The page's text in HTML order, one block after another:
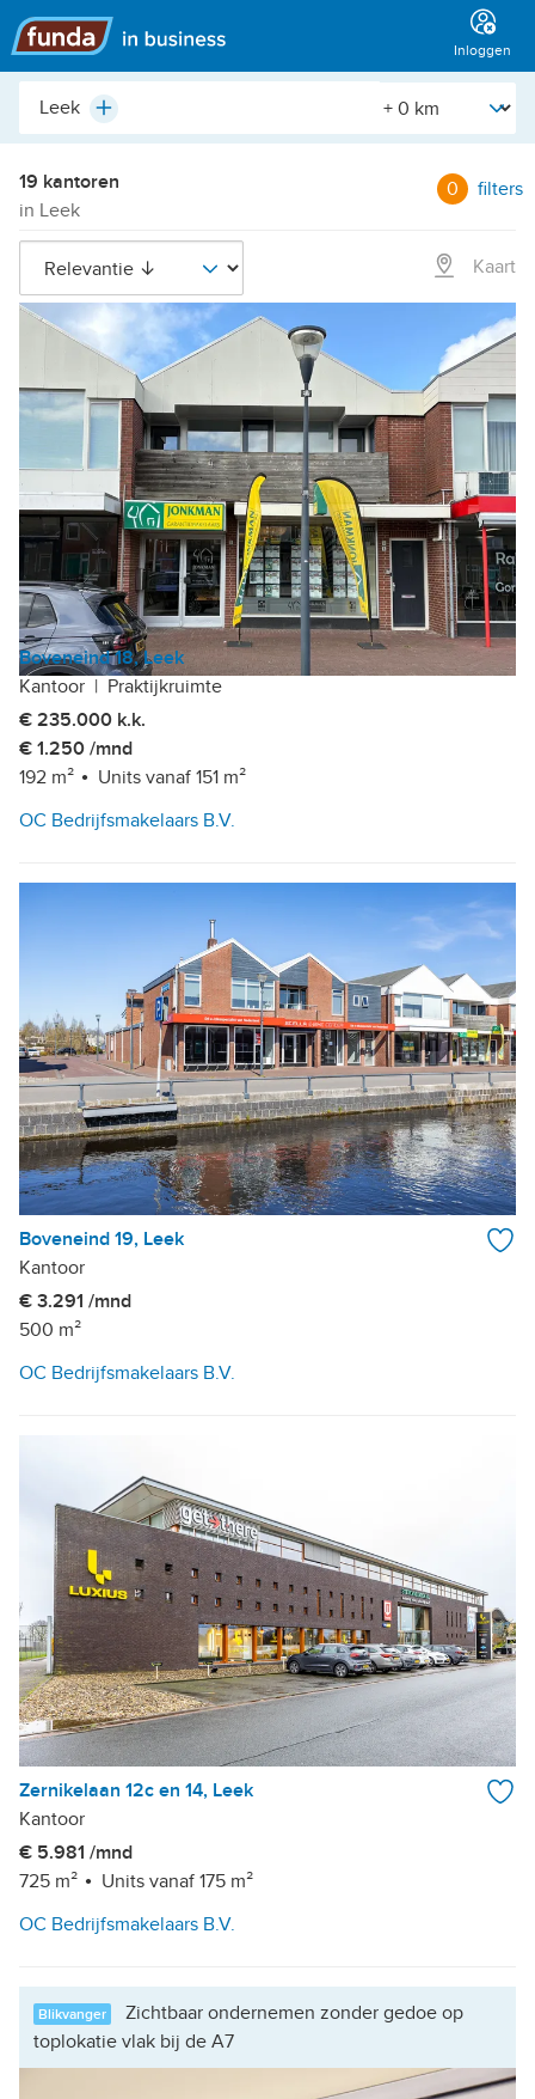
Hoofdmenu
Inloggen
Plaats,
etc.
Plus [Straal]
19 kantoren
in Leek
0 filters
Kaart
Boveneind 18, Leek
Kantoor | Praktijkruimte
€ 235.000 k.k.
€ 1.250 /mnd
192 m²
Units vanaf 151 m²
OC Bedrijfsmakelaars B.V.
Boveneind 19, Leek
Kantoor
€ 3.291 /mnd
500 m²
OC Bedrijfsmakelaars B.V.
Zernikelaan 12c en 14, Leek
Kantoor
€ 5.981 /mnd
725 m²
Units vanaf 175 m²
OC Bedrijfsmakelaars B.V.
Blikvanger
Zichtbaar ondernemen zonder gedoe op
toplokatie vlak bij de A7